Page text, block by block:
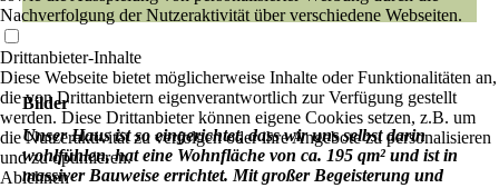
Bilder
Unser Haus ist so eingerichtet, dass wir uns selbst darin
wohlfühlen, hat eine Wohnfläche von ca. 195 qm² und ist in
massiver Bauweise errichtet. Mit großer Begeisterung und
Nachverfolgung der Nutzeraktivität über verschiedene Webseiten.
Drittanbieter-Inhalte
Diese Webseite bietet möglicherweise Inhalte oder Funktionalitäten an,
die von Drittanbietern eigenverantwortlich zur Verfügung gestellt
werden. Diese Drittanbieter können eigene Cookies setzen, z.B. um
die Nutzeraktivität zu verfolgen oder ihre Angebote zu personalisieren
und zu optimieren.
Ablehnen